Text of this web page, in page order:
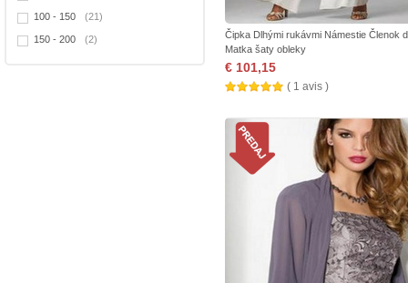
100 - 150 (21)
150 - 200 (2)
Čipka Dlhými rukávmi Námestie Členok
Matka šaty obleky
€ 101,15
( 1 avis )